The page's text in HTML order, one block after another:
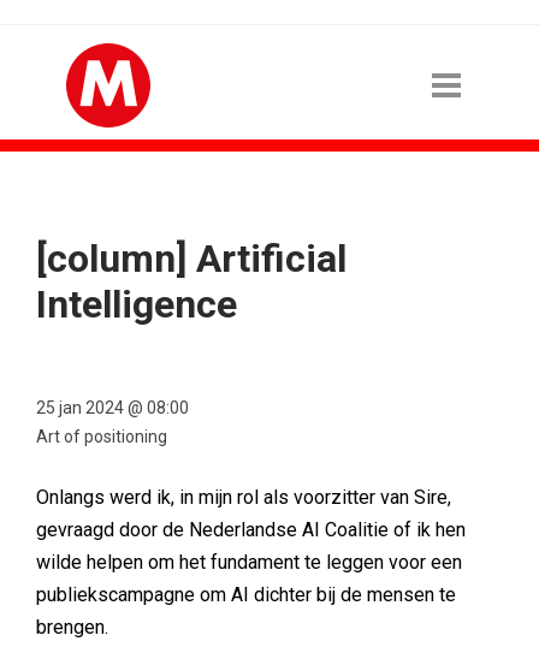
[column] Artificial
Intelligence
25 jan 2024 @ 08:00
Art of positioning
Onlangs werd ik, in mijn rol als voorzitter van Sire,
gevraagd door de Nederlandse AI Coalitie of ik hen
wilde helpen om het fundament te leggen voor een
publiekscampagne om AI dichter bij de mensen te
brengen.